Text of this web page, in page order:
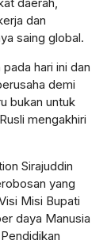
dan
saing global.
hari ini dan
demi
bukan untuk
mengakhiri
Sirajuddin
yang
Misi Bupati
daya Manusia